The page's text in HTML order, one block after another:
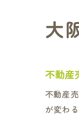
大
不動産
不動産
が変わ